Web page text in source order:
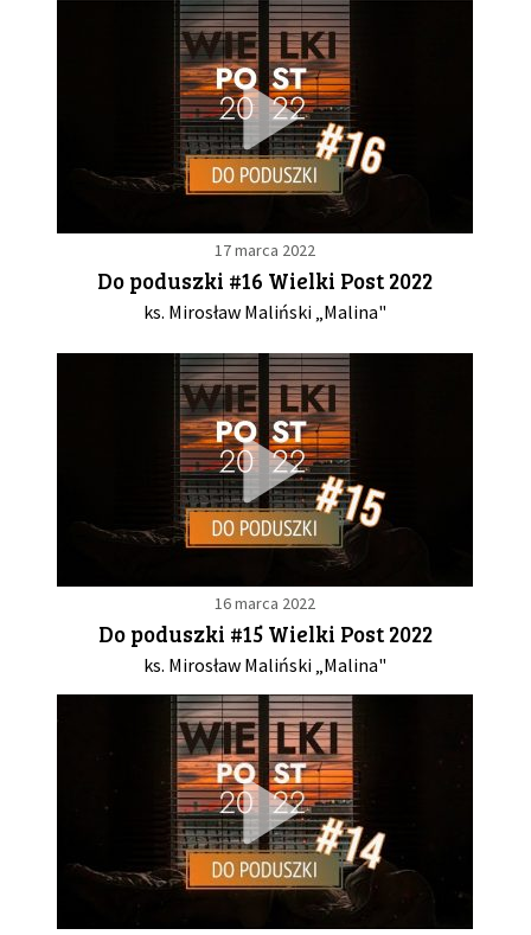
17 marca 2022
Do poduszki #16 Wielki Post 2022
ks. Mirosław Maliński „Malina"
16 marca 2022
Do poduszki #15 Wielki Post 2022
ks. Mirosław Maliński „Malina"